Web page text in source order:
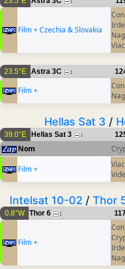
1
Film + Czechia & Slovakia
23.5°E Astra 3C 1
Film +
Hellas Sat 3 /
39.0°E Hellas Sat 3 1
Nom
Film +
Intelsat 10-02 / Thor
0.8°W Thor 6 1
Film +